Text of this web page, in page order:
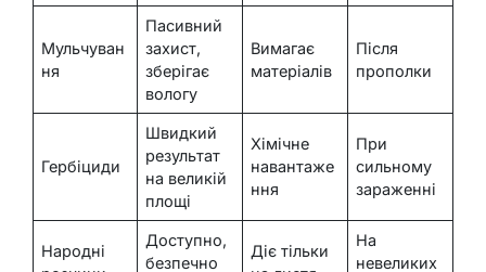
Мульчуван
ня
Пасивний
захист,
зберігає
вологу
Вимагає
матеріалів
Після
прополки
Гербіциди
Швидкий
результат
на великій
площі
Хімічне
навантаже
ння
При
сильному
зараженні
Народні
Доступно,
безпечно
Діє тільки
На
невеликих